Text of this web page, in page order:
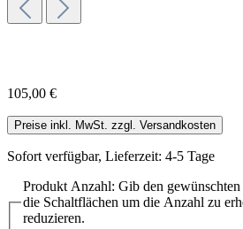
105,00 €
Preise inkl. MwSt. zzgl. Versandkosten
Sofort verfügbar, Lieferzeit: 4-5 Tage
Produkt Anzahl: Gib den
die Schaltflächen um die Anzahl zu
reduzieren.